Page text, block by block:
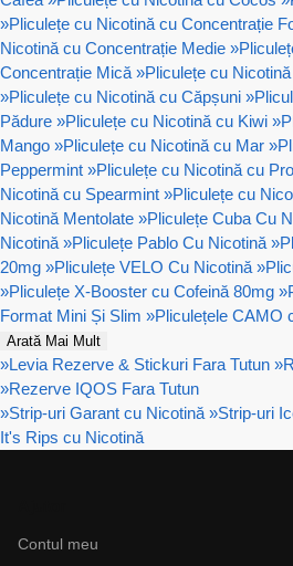
»Pliculețe cu Nicotină cu Concentrație
Nicotină cu Concentrație Medie »
Concentrație Mică »Pliculețe cu
»Pliculețe cu Nicotină cu Căpșuni »
Pădure »Pliculețe cu Nicotină cu Kiwi »
Mango »Pliculețe cu Nicotină cu Mar »
Peppermint »Pliculețe cu Nicotină cu
Nicotină cu Spearmint »Pliculețe cu
Nicotină Mentolate »Pliculețe Cuba Cu
Nicotină »Pliculețe Pablo Cu Nicotină »
20mg »Pliculețe VELO Cu Nicotină »
»Pliculețe X-Booster cu Cofeină 80mg »
Format Mini Și Slim »Pliculețele CAMO
Arată Mai Mult
»Levia Rezerve & Stickuri Fara Tutun »
»Rezerve IQOS Fara Tutun
»Strip-uri Garant cu Nicotină »Strip-uri
It's Rips cu Nicotină
Contul meu